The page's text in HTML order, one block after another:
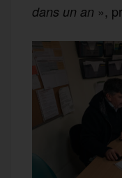
dans un an »,